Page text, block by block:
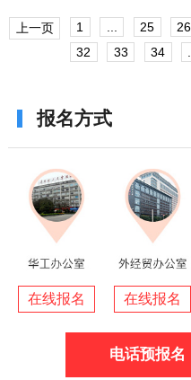
上一页 1 25 26
32
33 34
报名方式
在线报名 在线报名
电话预报名